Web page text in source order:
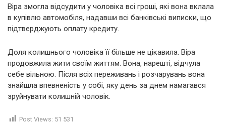
Віра змогла відсудити у чоловіка всі гроші, які вона вклала
в купівлю автомобіля, надавши всі банківські виписки, що
підтверджують оплату кредиту.
Доля колишнього чоловіка її більше не цікавила. Віра
продовжила жити своїм життям. Вона, нарешті, відчула
себе вільною. Після всіх переживань і розчарувань вона
знайшла впевненість у собі, яку день за днем намагався
зруйнувати колишній чоловік.
Post Views: 51 531